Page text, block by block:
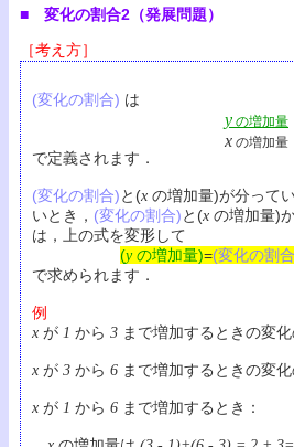
■ 変化の割合2（発展問題）
［考え方］
(変化の割合) は
y の増加量
x の増加量
で定義されます．
(変化の割合)と(x の増加量)が分ってい
いとき， (変化の割合)と(x の増加量)
は，上の式を変形して
(yの増加量)=(変化の割
で求められます．
例
x が 1 から 3 まで増加するときの変
x が 3 から 6 まで増加するときの変
x が 1 から 6 まで増加するとき：